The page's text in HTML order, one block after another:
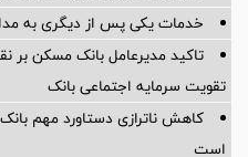
خدمات یکی پس از دیگری به
تاکید مدیرعامل بانک مسکن بر
تقویت سرمایه اجتماعی بانک
کاهش ناترازی دستاورد مهم
است